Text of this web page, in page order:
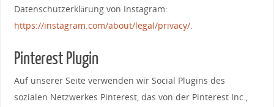
Datenschutzerklärung von Instagram:
https://instagram.com/about/legal/privacy/.
Pinterest Plugin
Auf unserer Seite verwenden wir Social Plugins des
sozialen Netzwerkes Pinterest, das von der Pinterest Inc.,